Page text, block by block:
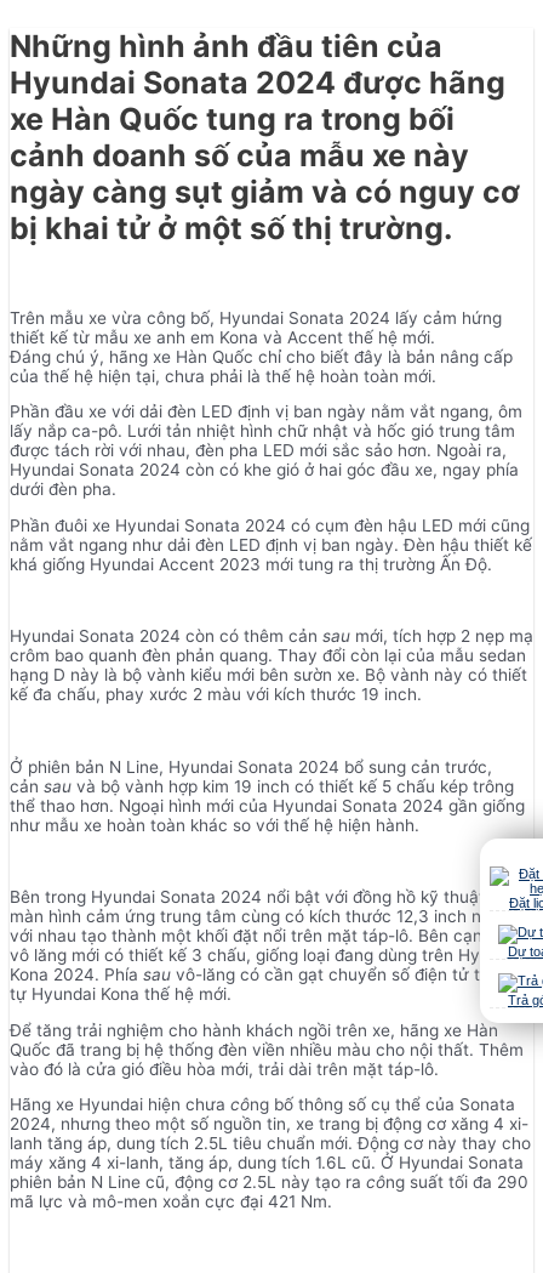
Những hình ảnh đầu tiên của
Hyundai Sonata 2024 được hãng
xe Hàn Quốc tung ra trong bối
cảnh doanh số của mẫu xe này
ngày càng sụt giảm và có nguy cơ
bị khai tử ở một số thị trường.
Trên mẫu xe vừa công bố, Hyundai Sonata 2024 lấy cảm hứng
thiết kế từ mẫu xe anh em Kona và Accent thế hệ mới.
Đáng chú ý, hãng xe Hàn Quốc chỉ cho biết đây là bản nâng cấp
của thế hệ hiện tại, chưa phải là thế hệ hoàn toàn mới.
Phần đầu xe với dải đèn LED định vị ban ngày nằm vắt ngang, ôm
lấy nắp ca-pô. Lưới tản nhiệt hình chữ nhật và hốc gió trung tâm
được tách rời với nhau, đèn pha LED mới sắc sảo hơn. Ngoài ra,
Hyundai Sonata 2024 còn có khe gió ở hai góc đầu xe, ngay phía
dưới đèn pha.
Phần đuôi xe Hyundai Sonata 2024 có cụm đèn hậu LED mới cũng
nằm vắt ngang như dải đèn LED định vị ban ngày. Đèn hậu thiết kế
khá giống Hyundai Accent 2023 mới tung ra thị trường Ấn Độ.
Hyundai Sonata 2024 còn có thêm cản sau mới, tích hợp 2 nẹp mạ
crôm bao quanh đèn phản quang. Thay đổi còn lại của mẫu sedan
hạng D này là bộ vành kiểu mới bên sườn xe. Bộ vành này có thiết
kế đa chấu, phay xước 2 màu với kích thước 19 inch.
Ở phiên bản N Line, Hyundai Sonata 2024 bổ sung cản trước,
cản sau và bộ vành hợp kim 19 inch có thiết kế 5 chấu kép trông
thể thao hơn. Ngoại hình mới của Hyundai Sonata 2024 gần giống
như mẫu xe hoàn toàn khác so với thế hệ hiện hành.
Bên trong Hyundai Sonata 2024 nổi bật với đồng hồ kỹ thuật số và
màn hình cảm ứng trung tâm cùng có kích thước 12,3 inch nối liền
với nhau tạo thành một khối đặt nổi trên mặt táp-lô. Bên cạnh đó,
vô lăng mới có thiết kế 3 chấu, giống loại đang dùng trên Hyundai
Kona 2024. Phía sau vô-lăng có cần gạt chuyển số điện tử tương
tự Hyundai Kona thế hệ mới.
Để tăng trải nghiệm cho hành khách ngồi trên xe, hãng xe Hàn
Quốc đã trang bị hệ thống đèn viền nhiều màu cho nội thất. Thêm
vào đó là cửa gió điều hòa mới, trải dài trên mặt táp-lô.
Hãng xe Hyundai hiện chưa công bố thông số cụ thể của Sonata
2024, nhưng theo một số nguồn tin, xe trang bị động cơ xăng 4 xi-
lanh tăng áp, dung tích 2.5L tiêu chuẩn mới. Động cơ này thay cho
máy xăng 4 xi-lanh, tăng áp, dung tích 1.6L cũ. Ở Hyundai Sonata
phiên bản N Line cũ, động cơ 2.5L này tạo ra công suất tối đa 290
mã lực và mô-men xoắn cực đại 421 Nm.
Đặt
Dự
Trả